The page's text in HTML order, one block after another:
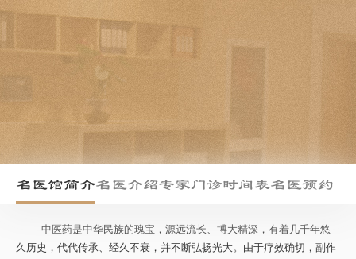
名医馆简介名医介绍专家门诊时间表名医预约
中医药是中华民族的瑰宝，源远流长、博大精深，有着几千年悠
久历史，代代传承、经久不衰，并不断弘扬光大。由于疗效确切，副作